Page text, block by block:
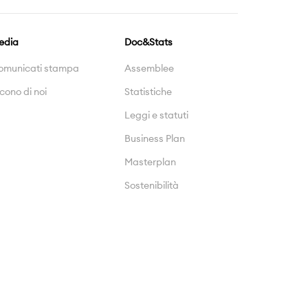
stampa
di noi
Doc&Stats
Assemblee
Statistiche
Leggi e statuti
Business Plan
Masterplan
Sostenibilità